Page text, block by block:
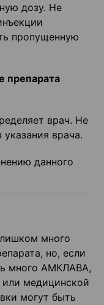
дозу. Не
пропущенную
препарата
врач. Не
врача.
данного
много
но, если
много АМКЛАВА,
медицинской
могут быть